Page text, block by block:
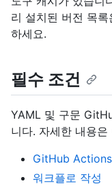
리 설치된 버전 목록
하세요.
필수 조건
YAML 및 구문
니다. 자세한 내용
GitHub
워크플로 작성